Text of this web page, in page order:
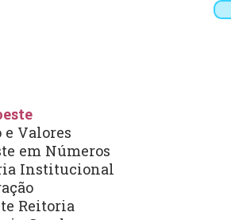
Telefones
Campus
e Valores
em Números
Institucional
Reitoria